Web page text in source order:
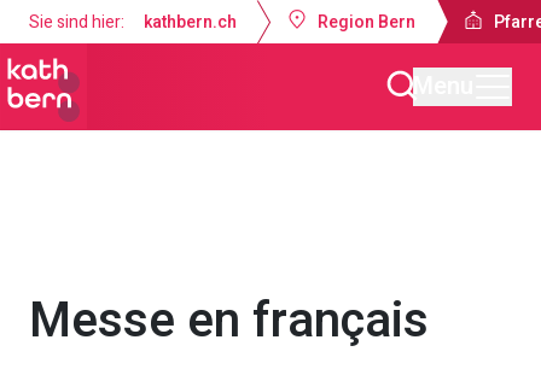
Sie sind hier: kathbern.ch Region Bern
Messe en français